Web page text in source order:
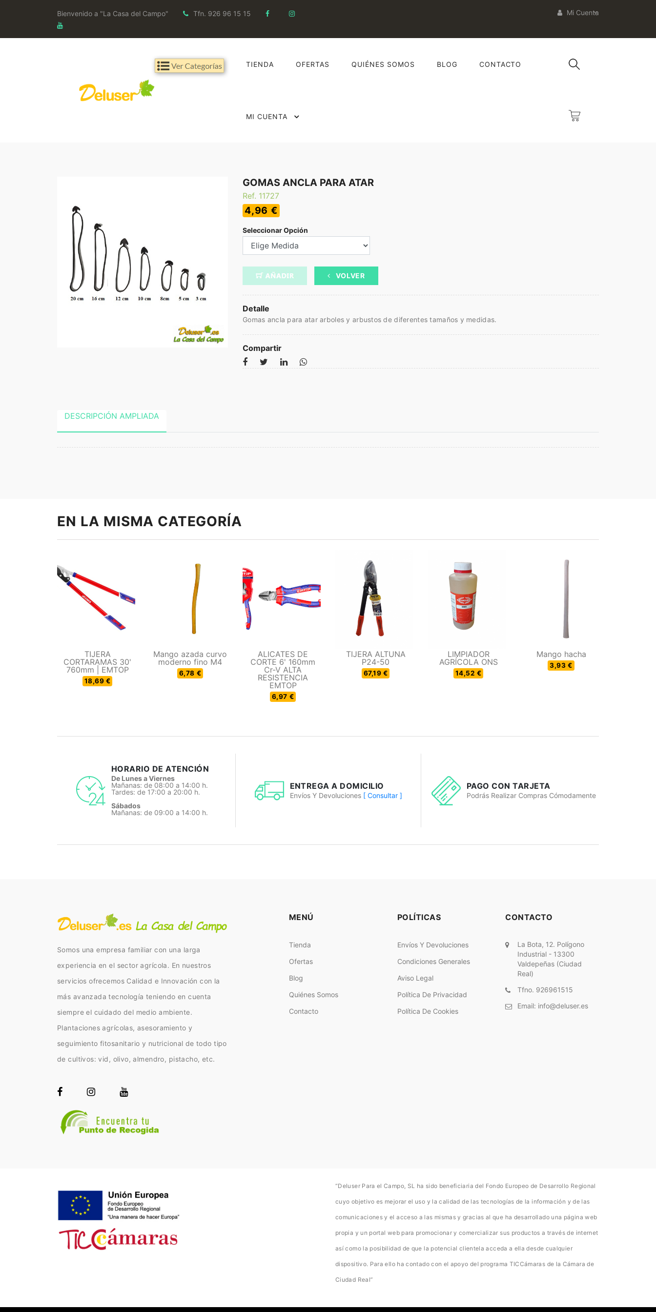
Bienvenido a "La Casa del Campo" Tfn. 926 96 15 15 Mi Cuenta
TIENDA OFERTAS QUIÉNES SOMOS BLOG CONTACTO
MI CUENTA
GOMAS ANCLA PARA ATAR
Ref. 11727
4,96 €
Seleccionar Opción
VOLVER
Detalle
Gomas ancla para atar arboles y arbustos de diferentes tamaños y medidas.
Compartir
DESCRIPCIÓN AMPLIADA
EN LA MISMA CATEGORÍA
TIJERA
CORTARAMAS 30'
760mm | EMTOP
18,69 €
Mango azada curvo
moderno fino M4
6,78 €
ALICATES DE
CORTE 6' 160mm
Cr-V ALTA
RESISTENCIA
EMTOP
6,97 €
TIJERA ALTUNA
P24-50
67,19 €
LIMPIADOR
AGRÍCOLA ONS
14,52 €
Mango hacha
3,93 €
HORARIO DE ATENCIÓN
De Lunes a Viernes
Mañanas: de 08:00 a 14:00 h.
Tardes: de 17:00 a 20:00 h.
Sábados
Mañanas: de 09:00 a 14:00 h.
ENTREGA A DOMICILIO
Envíos Y Devoluciones [ Consultar ]
PAGO CON TARJETA
Podrás Realizar Compras Cómodamente
Somos una empresa familiar con una larga
experiencia en el sector agrícola. En nuestros
servicios ofrecemos Calidad e Innovación con la
más avanzada tecnología teniendo en cuenta
siempre el cuidado del medio ambiente.
Plantaciones agrícolas, asesoramiento y
seguimiento fitosanitario y nutricional de todo tipo
de cultivos: vid, olivo, almendro, pistacho, etc.
MENÚ
Tienda
Ofertas
Blog
Quiénes Somos
Contacto
POLÍTICAS
Envíos Y Devoluciones
Condiciones Generales
Aviso Legal
Política De Privacidad
Política De Cookies
CONTACTO
La Bota, 12. Polígono
Industrial - 13300
Valdepeñas (Ciudad
Real)
Tfno. 926961515
Email: info@deluser.es
“Deluser Para el Campo, SL ha sido beneficiaria del Fondo Europeo de Desarrollo Regional
cuyo objetivo es mejorar el uso y la calidad de las tecnologías de la información y de las
comunicaciones y el acceso a las mismas y gracias al que ha desarrollado una página web
propia y un portal web para promocionar y comercializar sus productos a través de internet
así como la posibilidad de que la potencial clientela acceda a ella desde cualquier
dispositivo. Para ello ha contado con el apoyo del programa TICCámaras de la Cámara de
Ciudad Real”